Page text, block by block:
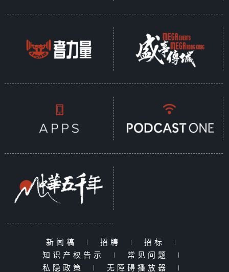
新闻稿 | 招聘 | 招标
|
知识产权告示
| 常见问题
|
私隐政策
| 无障碍播放器 |